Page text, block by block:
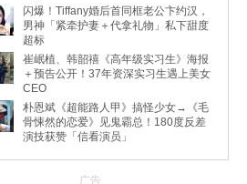
闪爆！Tiffany婚后首同框老公卞约汉，
男神「紧牵护妻＋代拿礼物」私下甜度
超标
崔岷植、韩韶禧《高年级实习生》海报
＋预告公开！37年资深实习生遇上美女
CEO
朴恩斌《超能路人甲》搞怪少女→《毛
骨悚然的恋爱》见鬼霸总！180度反差
演技获赞「信看演员」
广告